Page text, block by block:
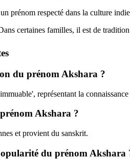
prénom respecté dans la culture
certaines familles, il est de
du prénom Akshara ?
représentant la connaissance
Akshara ?
et provient du sanskrit.
du prénom Akshara